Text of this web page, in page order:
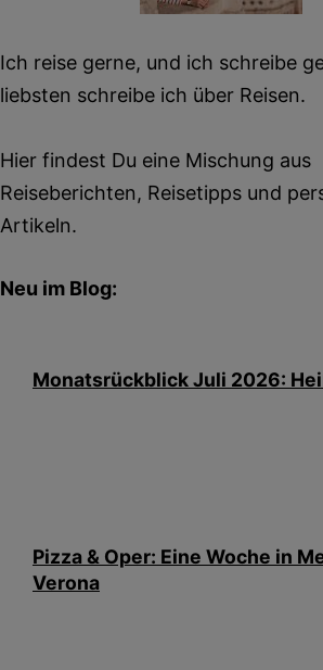
Ich reise gerne, und ich schreibe
liebsten schreibe ich über Reisen.
Hier findest Du eine Mischung aus
Reiseberichten, Reisetipps und
Artikeln.
Neu im Blog:
Monatsrückblick Juli 2026:
Pizza & Oper: Eine Woche in
Verona